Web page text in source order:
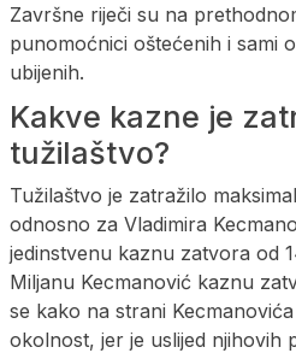
Završne riječi su na
punomoćnici oštećenih i sami
ubijenih.
Kakve kazne je
tužilaštvo?
Tužilaštvo je zatražilo
odnosno za Vladimira
jedinstvenu kaznu zatvora od
Miljanu Kecmanović kaznu
se kako na strani
okolnost, jer je uslijed njihovih